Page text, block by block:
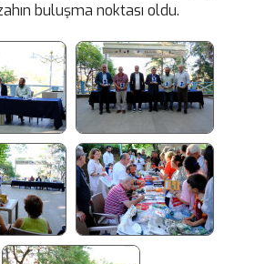
buluşma noktası oldu.